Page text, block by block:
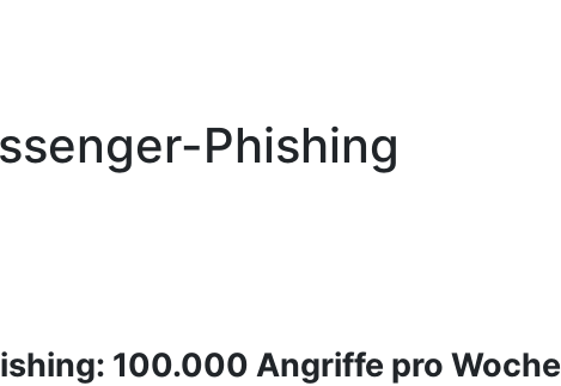
Phishing
100.000 Angriffe pro Woche